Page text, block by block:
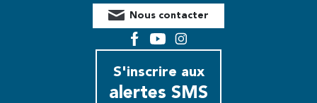
Nous contacter
FacebookYouTubeInstagram
S'inscrire aux
alertes SMS